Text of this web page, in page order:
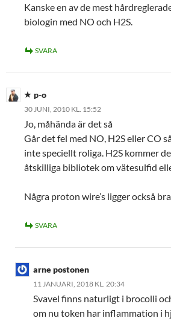
Kanske en av de mest
biologin med NO och H2S.
SVARA
p-o
30 JUNI, 2010 KL. 15:52
Jo, måhända är det så
Går det fel med NO, H2S eller CO
inte speciellt roliga. H2S kommer
åtskilliga bibliotek om vätesulfid
Några proton wire’s ligger också
SVARA
arne postonen
11 JANUARI, 2018 KL. 20:34
Svavel finns naturligt i brocolli
om nu token har inflammation i